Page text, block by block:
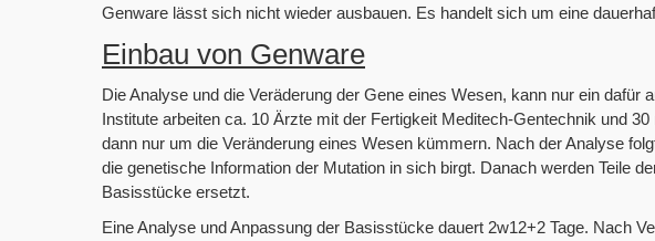
Genware lässt sich nicht wieder ausbauen. Es handelt sich um eine
Einbau von Genware
Die Analyse und die Veräderung der Gene eines Wesen, kann nur ein dafür
Institute arbeiten ca. 10 Ärzte mit der Fertigkeit Meditech-Gentechnik und
dann nur um die Veränderung eines Wesen kümmern. Nach der Analyse
die genetische Information der Mutation in sich birgt. Danach werden Teile
Basisstücke ersetzt.
Eine Analyse und Anpassung der Basisstücke dauert 2w12+2 Tage. Nach